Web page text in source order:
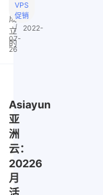
年
成
立
的
VPS
促销
|
2022-
07-
26
Asiayun
亚
洲
云：
20226
月